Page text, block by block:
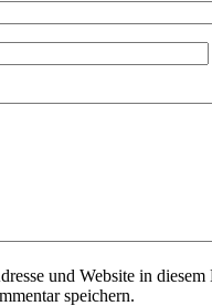
und Website in
speichern.